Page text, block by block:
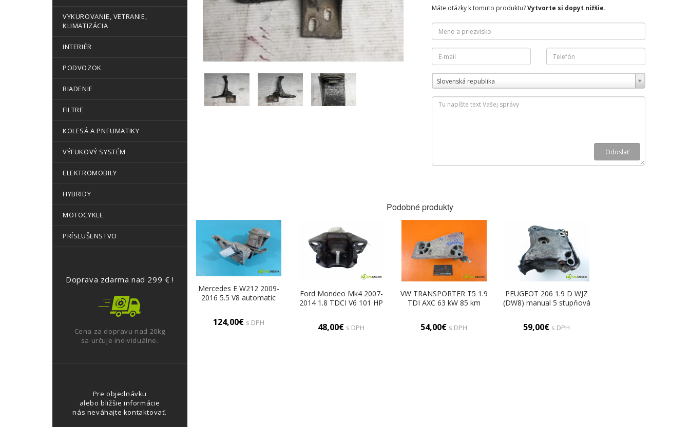
VYKUROVANIE, VETRANIE,
KLIMATIZÁCIA
INTERIÉR
PODVOZOK
RIADENIE
FILTRE
KOLESÁ A PNEUMATIKY
VÝFUKOVÝ SYSTÉM
ELEKTROMOBILY
HYBRIDY
MOTOCYKLE
PRÍSLUŠENSTVO
Doprava zdarma nad 299 € !
Cena za dopravu nad 20kg
sa určuje individuálne.
Pre objednávku
alebo bližšie informácie
nás neváhajte kontaktovať.
Máte otázky k tomuto produktu?Vytvorte si dopyt nižšie.
Slovenská republika
Podobné produkty
Mercedes E W212 2009-
2016 5.5 V8 automatic
(Držiaky motora)
124,00€ s DPH
Ford Mondeo Mk4 2007-
2014 1.8 TDCI V6 101 HP
48,00€ s DPH
VW TRANSPORTER T5 1.9
TDI AXC 63 kW 85 km
motora)
54,00€ s DPH
PEUGEOT 206 1.9 D WJZ
(DW8) manual 5 stupňová
motora)
59,00€ s DPH